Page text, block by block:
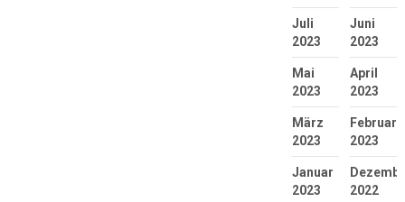
Juli
2023
Juni
2023
Mai
2023
April
2023
März
2023
Februar
2023
Januar
2023
2022